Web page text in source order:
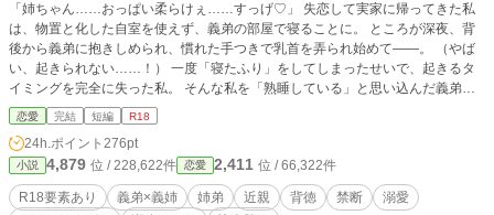
「姉ちゃん……おっぱい柔らけぇ……すっげ♡」 失恋して実家に帰ってきた私
は、物置と化した自室を使えず、義弟の部屋で寝ることに。 ところが深夜、背
後から義弟に抱きしめられ、慣れた手つきで乳首を弄られ始めて――。 （やば
い、起きられない……！） 一度「寝たふり」をしてしまったせいで、起きるタ
イミングを完全に失った私。 そんな私を「熟睡している」と思い込んだ義弟の
行動は、どんどんエスカレートしていく。 「まんこ、エッロい匂いする……」
「クリトリス、こんなに勃起してんじゃん」 羞恥で死にそうなのに、下着を脱
がされ、執拗なクンニに潮を吹かされ……。 義弟の身勝手な愛撫に、姉として
の理性はとろとろに溶かされていく。 バレたら終わりの「寝たふり」から始ま
る、絶頂不可避な背徳の一夜。 ※本作はpixivからの再録です。 ※サイトの傾向
に合わせ、タイトルや内容を一部調整しております。
恋愛 完結 短編 R18
24h.ポイント 276pt
小説 4,879 位 / 228,622件 恋愛 2,411 位 / 66,322件
R18要素あり 義弟×義姉 姉弟 近親 背徳 禁断
溺愛